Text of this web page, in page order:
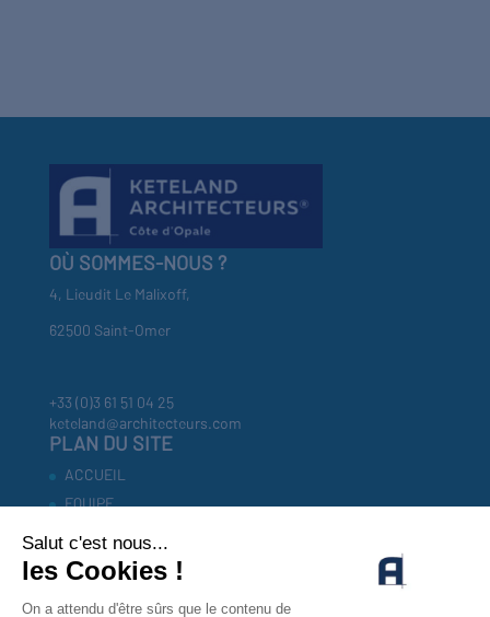
OÙ SOMMES-NOUS ?
4, Lieudit Le Malixoff,
62500 Saint-Omer
+33 (0)3 61 51 04 25
keteland@architecteurs.com
PLAN DU SITE
ACCUEIL
EQUIPE
INVESTISSEURS